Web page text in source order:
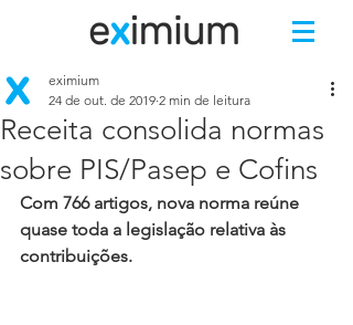
Receita consolida normas
sobre PIS/Pasep e Cofins
eximium
24 de out. de 2019 2 min de leitura
Com 766 artigos, nova norma reúne
quase toda a legislação relativa às
contribuições.